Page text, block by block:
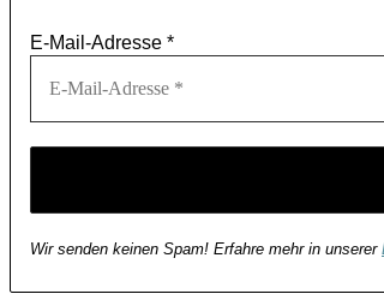
E-Mail-Adresse *
Wir senden keinen Spam! Erfahre mehr in unserer